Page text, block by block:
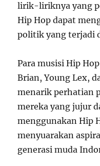
lirik-liriknya yang
Hip Hop dapat
politik yang terjadi
Para musisi Hip
Brian, Young Lex,
menarik perhatian
mereka yang jujur
menggunakan Hip
menyuarakan
generasi muda